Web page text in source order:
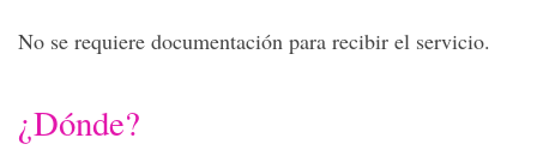
No se requiere documentación para recibir el servicio.
¿Dónde?